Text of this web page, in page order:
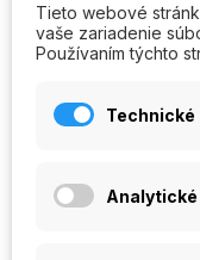
Skladom
Tieto webové
vaše zariadenie
Používaním týchto
Technické